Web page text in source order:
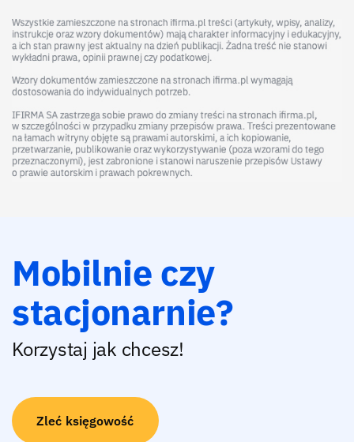
Mobilnie czy
stacjonarnie?
Korzystaj jak chcesz!
Zleć księgowość